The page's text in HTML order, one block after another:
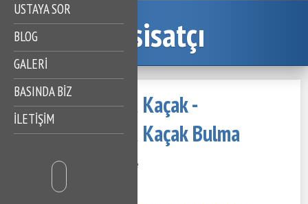
USTAYA SOR
BLOG
GALERİ
BASINDA BİZ
İLETİŞİM
Tesisatçı
Zümrütevler Su Kaçak -
Zümrütevler Su Kaçak Bulma
28 Kasım 2020 507 Görüntüleme
İçindekiler